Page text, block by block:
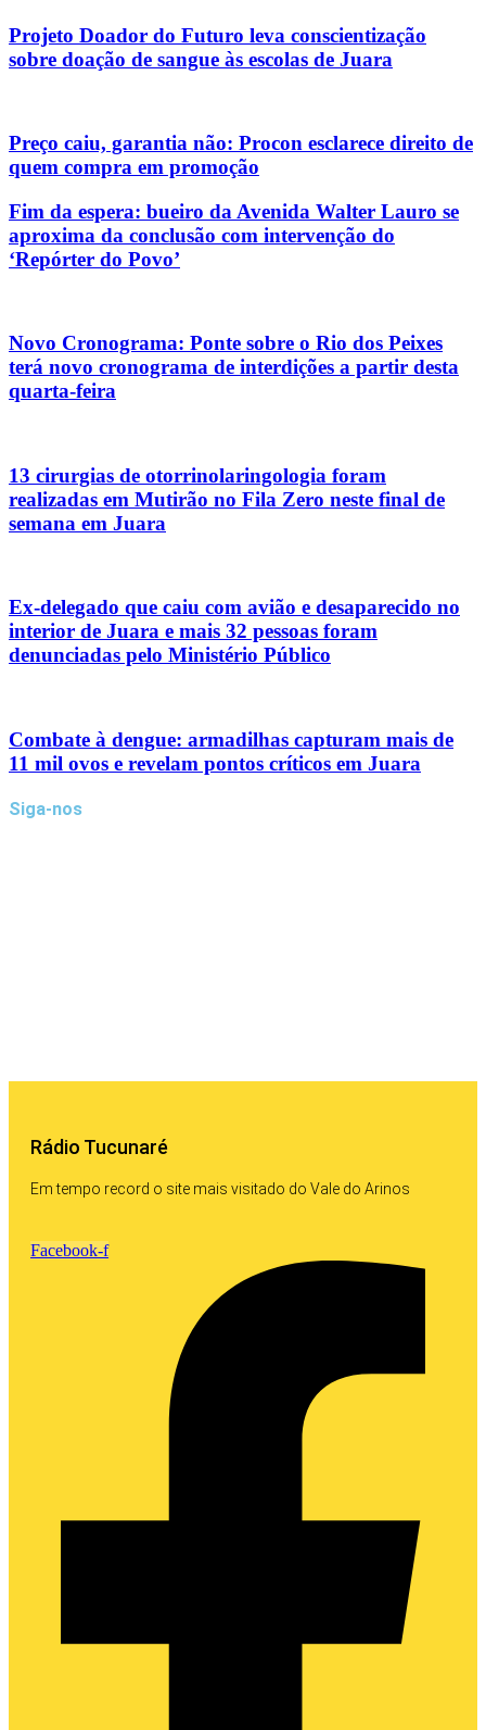
Projeto Doador do Futuro leva conscientização
sobre doação de sangue às escolas de Juara
Preço caiu, garantia não: Procon esclarece direito de
quem compra em promoção
Fim da espera: bueiro da Avenida Walter Lauro se
aproxima da conclusão com intervenção do
‘Repórter do Povo’
Novo Cronograma: Ponte sobre o Rio dos Peixes
terá novo cronograma de interdições a partir desta
quarta-feira
13 cirurgias de otorrinolaringologia foram
realizadas em Mutirão no Fila Zero neste final de
semana em Juara
Ex-delegado que caiu com avião e desaparecido no
interior de Juara e mais 32 pessoas foram
denunciadas pelo Ministério Público
Combate à dengue: armadilhas capturam mais de
11 mil ovos e revelam pontos críticos em Juara
Siga-nos
Rádio Tucunaré
Em tempo record o site mais visitado do Vale do Arinos
Facebook-f